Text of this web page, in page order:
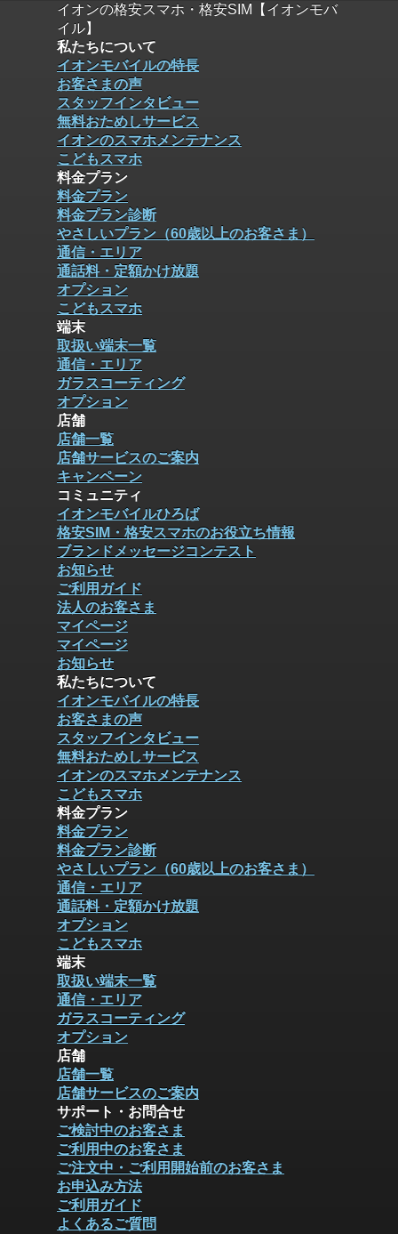
イオンの格安スマホ・格安SIM【イオンモバ
イル】
私たちについて
イオンモバイルの特長
お客さまの声
スタッフインタビュー
無料おためしサービス
イオンのスマホメンテナンス
こどもスマホ
料金プラン
料金プラン
料金プラン診断
やさしいプラン（60歳以上のお客さま）
通信・エリア
通話料・定額かけ放題
オプション
こどもスマホ
端末
取扱い端末一覧
通信・エリア
ガラスコーティング
オプション
店舗
店舗一覧
店舗サービスのご案内
キャンペーン
コミュニティ
イオンモバイルひろば
格安SIM・格安スマホのお役立ち情報
ブランドメッセージコンテスト
お知らせ
ご利用ガイド
法人のお客さま
マイページ
マイページ
お知らせ
私たちについて
イオンモバイルの特長
お客さまの声
スタッフインタビュー
無料おためしサービス
イオンのスマホメンテナンス
こどもスマホ
料金プラン
料金プラン
料金プラン診断
やさしいプラン（60歳以上のお客さま）
通信・エリア
通話料・定額かけ放題
オプション
こどもスマホ
端末
取扱い端末一覧
通信・エリア
ガラスコーティング
オプション
店舗
店舗一覧
店舗サービスのご案内
サポート・お問合せ
ご検討中のお客さま
ご利用中のお客さま
ご注文中・ご利用開始前のお客さま
お申込み方法
ご利用ガイド
よくあるご質問